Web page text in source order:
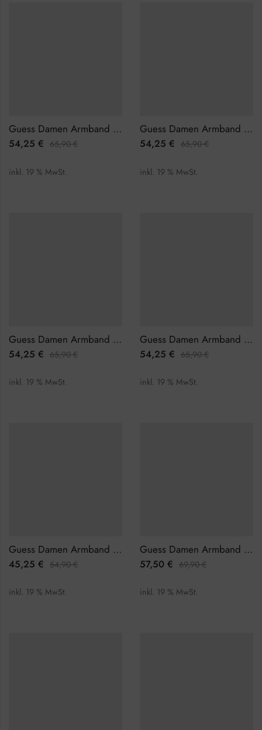
Guess Damen Armband JUBB01394JWRHL
54,25 € 65,90€
inkl. 19 % MwSt.
Guess Damen Armband JUBB01394JWRHS
54,25 € 65,90€
inkl. 19 % MwSt.
Guess Damen Armband JUBB01394JWYGS
54,25 € 65,90€
inkl. 19 % MwSt.
Guess Damen Armband JUBB01395JWYGGNL
54,25 € 65,90€
inkl. 19 % MwSt.
Guess Damen Armband JUBB01462JWRGL
45,25 € 54,90€
inkl. 19 % MwSt.
Guess Damen Armband JUBB02137JWRHL
57,50 € 69,90€
inkl. 19 % MwSt.